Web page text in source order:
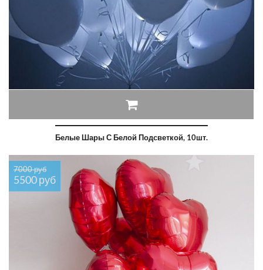
Белые Шары С Белой Подсветкой, 10шт.
7000 руб
5500 руб